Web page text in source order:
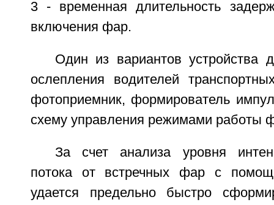
3 - временная длительность
включения фар.
Один из вариантов устройства
ослепления водителей
фотоприемник, формирователь
схему управления режимами работы
За счет анализа уровня
потока от встречных фар с
удается предельно быстро